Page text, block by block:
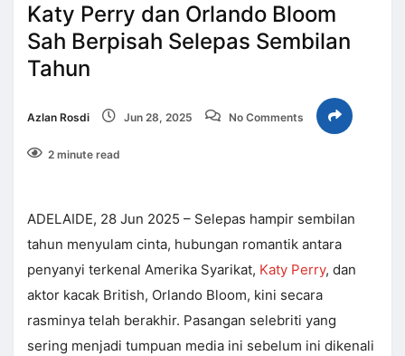
Katy Perry dan Orlando Bloom
Sah Berpisah Selepas Sembilan
Tahun
Azlan Rosdi Jun 28, 2025 No Comments
2 minute read
ADELAIDE, 28 Jun 2025 – Selepas hampir sembilan
tahun menyulam cinta, hubungan romantik antara
penyanyi terkenal Amerika Syarikat, Katy Perry, dan
aktor kacak British, Orlando Bloom, kini secara
rasminya telah berakhir. Pasangan selebriti yang
sering menjadi tumpuan media ini sebelum ini dikenali